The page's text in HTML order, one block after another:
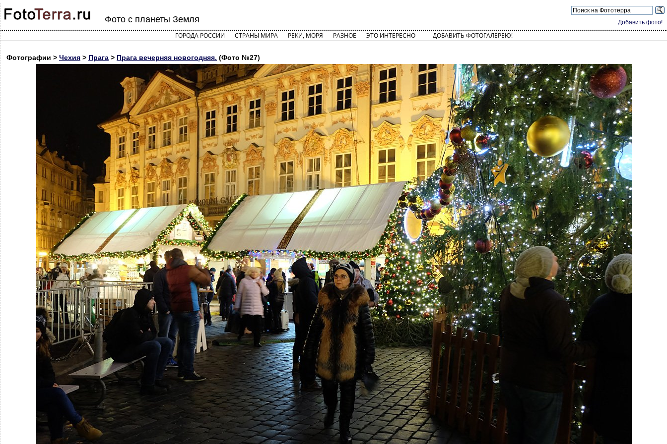
Добавить фото!
Фото с планеты Земля
ГОРОДА РОССИИ СТРАНЫ МИРА РЕКИ, МОРЯ РАЗНОЕ ЭТО ИНТЕРЕСНО ДОБАВИТЬ ФОТОГАЛЕРЕЮ!
Фотографии > Чехия > Прага > Прага вечерняя новогодняя. (Фото №27)